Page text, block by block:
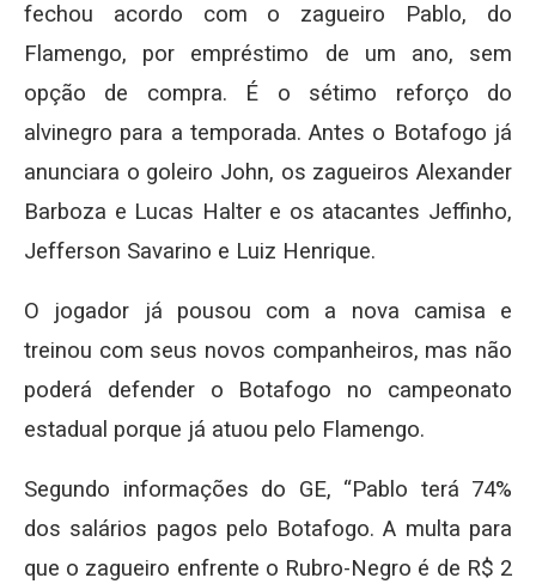
fechou acordo com o zagueiro Pablo, do
Flamengo, por empréstimo de um ano, sem
opção de compra. É o sétimo reforço do
alvinegro para a temporada. Antes o Botafogo já
anunciara o goleiro John, os zagueiros Alexander
Barboza e Lucas Halter e os atacantes Jeffinho,
Jefferson Savarino e Luiz Henrique.
O jogador já pousou com a nova camisa e
treinou com seus novos companheiros, mas não
poderá defender o Botafogo no campeonato
estadual porque já atuou pelo Flamengo.
Segundo informações do GE, “Pablo terá 74%
dos salários pagos pelo Botafogo. A multa para
que o zagueiro enfrente o Rubro-Negro é de R$ 2